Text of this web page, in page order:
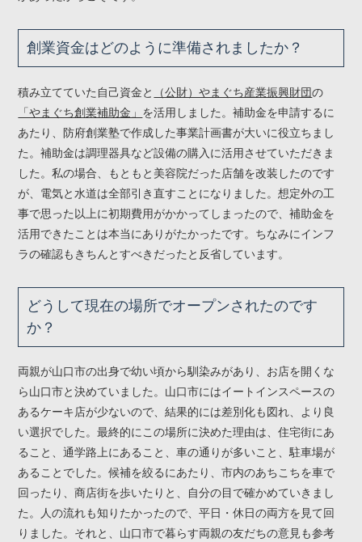
創業資金はどのように準備されましたか？
積み立てていた自己資金と （公財）やまぐち産業振興財団の
「やまぐち創業補助金」 を活用しました。補助金を申請するに
あたり、防府創業塾で作成した事業計画書が大いに役立ちまし
た。補助金は調理器具など設備の購入に活用させていただきま
した。私の場合、もともと美容院だった店舗を改装したのです
が、電気と水道は全部引き直すことになりました。想定外の工
事で思った以上に初期費用がかかってしまったので、補助金を
活用できたことは本当にありがたかったです。ちなみにインフ
ラの確認もきちんとすべきだったと反省しています。
どうして現在の場所でオープンされたのです
か？
両親が山口市の出身で幼い頃から馴染みがあり、お店を開くな
ら山口市と決めていました。山口市にはイートインスペースの
あるケーキ店が少ないので、結果的には差別化も図れ、より良
い選択でした。最終的にこの場所に決めた理由は、住宅街にあ
ること、通学路上にあること、車の通りが多いこと、駐車場が
あることでした。候補を絞るにあたり、市内のあちこちを車で
回ったり、商店街を歩いたりと、自分の目で確かめていきまし
た。人の流れも知りたかったので、平日・休日の両方を見て回
りました。それと、山口市で暮らす両親の友だちの意見も参考